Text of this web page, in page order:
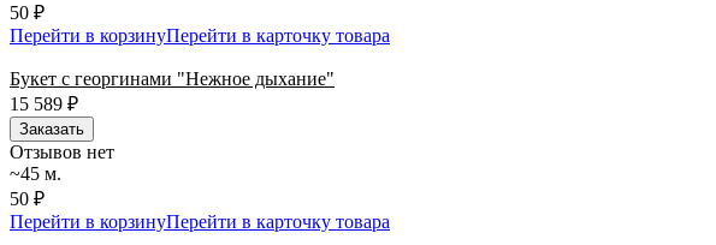
50 ₽
Перейти в корзинуПерейти в карточку товара
Букет с георгинами "Нежное дыхание"
15 589 ₽
Заказать
Отзывов нет
~45 м.
50 ₽
Перейти в корзинуПерейти в карточку товара